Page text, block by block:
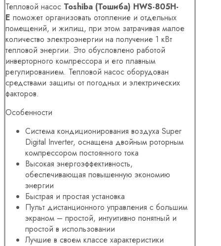
Тепловой насос Toshiba (Тошиба) HWS-805H-
E поможет организовать отопление и отдельных
помещений, и жилищ, при этом затрачивая малое
количество электроэнергии на получение 1 кВт
тепловой энергии. Это обусловлено работой
инверторного компрессора и его плавным
регулированием. Тепловой насос оборудован
средствами защиты от погодных и электрических
факторов.
Особенности
Система кондиционирования воздуха Super
Digital Inverter, оснащена двойным роторным
компрессором постоянного тока
Высокая энергоэффективность,
обеспечивающая повышенную экономию
энергии
Быстрая и простая установка
Пульт дистанционного управления с большим
экраном – простой, интуитивно понятный и
простой в использовании
Лучшие в своем классе характеристики